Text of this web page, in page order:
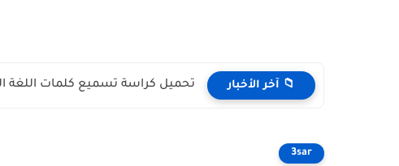
📁 آخر الأخبار تحميل كراسة تسميع كلمات اللغة
3sar